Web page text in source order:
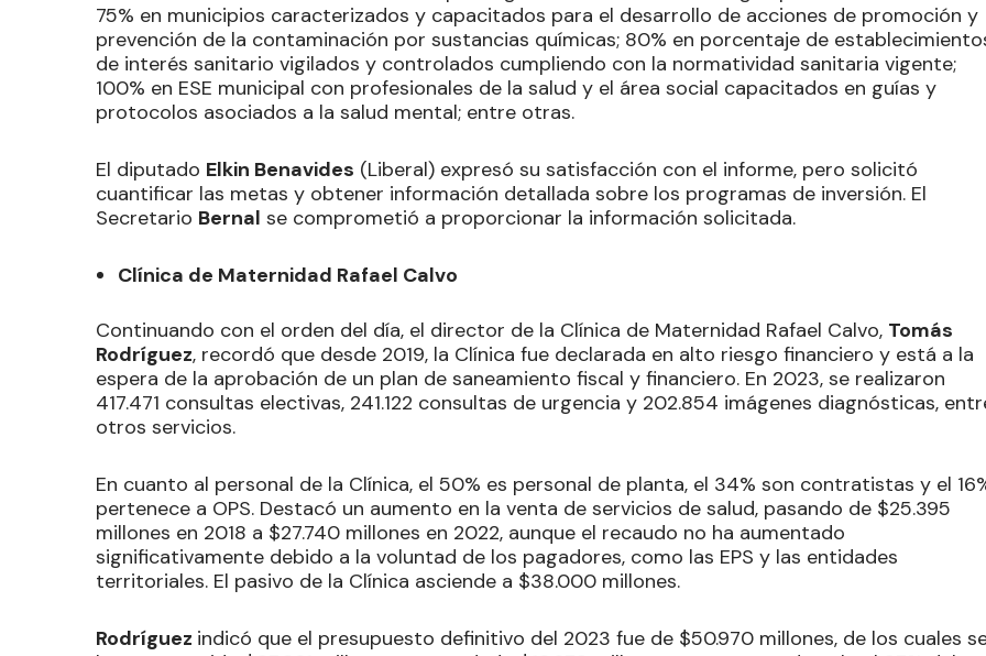
75% en municipios caracterizados y capacitados para el desarrollo de acciones de promoción y
prevención de la contaminación por sustancias químicas; 80% en porcentaje de
de interés sanitario vigilados y controlados cumpliendo con la normatividad sanitaria vigente;
100% en ESE municipal con profesionales de la salud y el área social capacitados en guías y
protocolos asociados a la salud mental; entre otras.
El diputado Elkin Benavides (Liberal) expresó su satisfacción con el informe, pero solicitó
cuantificar las metas y obtener información detallada sobre los programas de inversión. El
Secretario Bernal se comprometió a proporcionar la información solicitada.
Clínica de Maternidad Rafael Calvo
Continuando con el orden del día, el director de la Clínica de Maternidad Rafael Calvo, Tomás
Rodríguez, recordó que desde 2019, la Clínica fue declarada en alto riesgo financiero y está a la
espera de la aprobación de un plan de saneamiento fiscal y financiero. En 2023, se realizaron
417.471 consultas electivas, 241.122 consultas de urgencia y 202.854 imágenes diagnósticas,
otros servicios.
En cuanto al personal de la Clínica, el 50% es personal de planta, el 34% son contratistas y el
pertenece a OPS. Destacó un aumento en la venta de servicios de salud, pasando de $25.395
millones en 2018 a $27.740 millones en 2022, aunque el recaudo no ha aumentado
significativamente debido a la voluntad de los pagadores, como las EPS y las entidades
territoriales. El pasivo de la Clínica asciende a $38.000 millones.
Rodríguez indicó que el presupuesto definitivo del 2023 fue de $50.970 millones, de los cuales